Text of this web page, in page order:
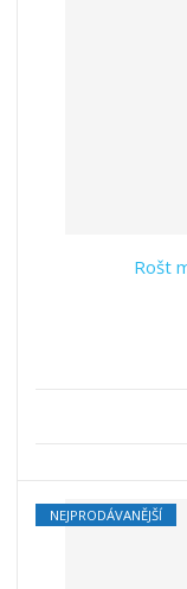
Rošt
NEJPRODÁVANĚJŠÍ